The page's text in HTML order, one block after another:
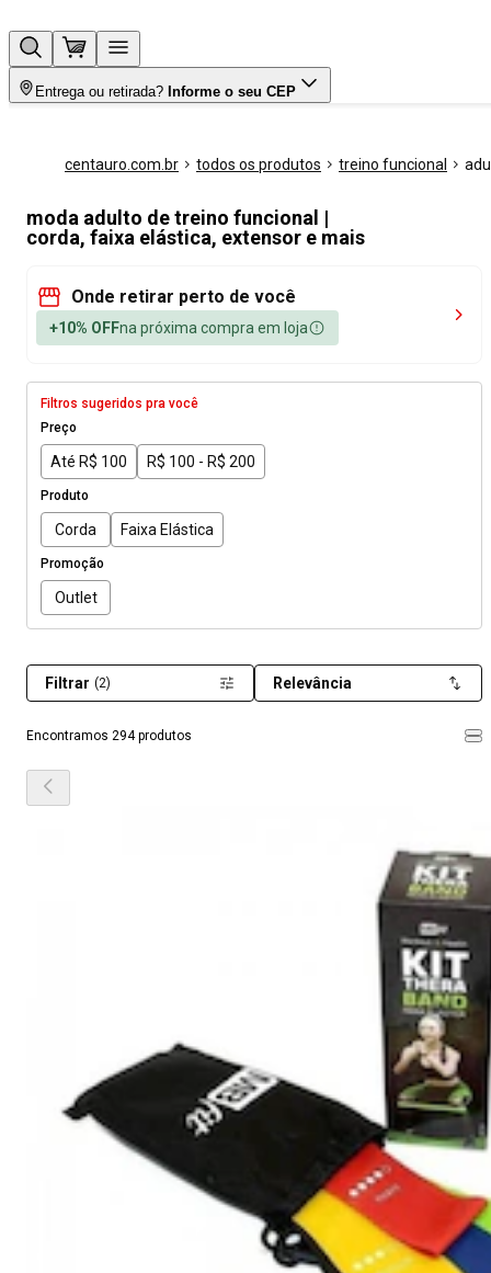
Entrega ou retirada? Informe o seu CEP
centauro.com.br todos os produtos treino funcional
moda adulto de treino funcional |
corda, faixa elástica, extensor e mais
Onde retirar perto de você
+10% OFFna próxima compra em loja
Filtros sugeridos pra você
Preço
Até R$ 100 R$ 100 - R$ 200
Produto
Corda Faixa Elástica
Promoção
Outlet
Encontramos 294 produtos
Filtrar (2) Relevância